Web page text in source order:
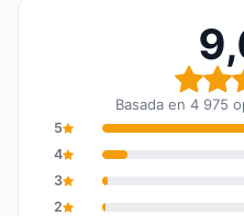
Basada en 4 975
5
4
3
2